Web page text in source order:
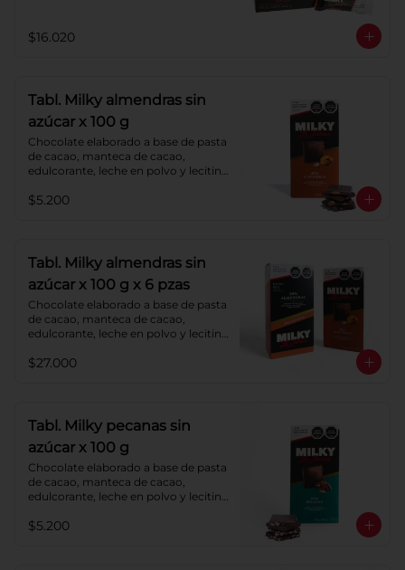
$16.020
Tabl. Milky almendras sin
azúcar x 100 g
Chocolate elaborado a base de pasta
de cacao, manteca de cacao,
edulcorante, leche en polvo y lecitina
Porcentaje de cacao: 40%.
$5.200
Tabl. Milky almendras sin
azúcar x 100 g x 6 pzas
Chocolate elaborado a base de pasta
de cacao, manteca de cacao,
edulcorante, leche en polvo y lecitina
Porcentaje de cacao: 40%.
$27.000
Tabl. Milky pecanas sin
azúcar x 100 g
Chocolate elaborado a base de pasta
de cacao, manteca de cacao,
edulcorante, leche en polvo y lecitina
Porcentaje de cacao: 40%.
$5.200